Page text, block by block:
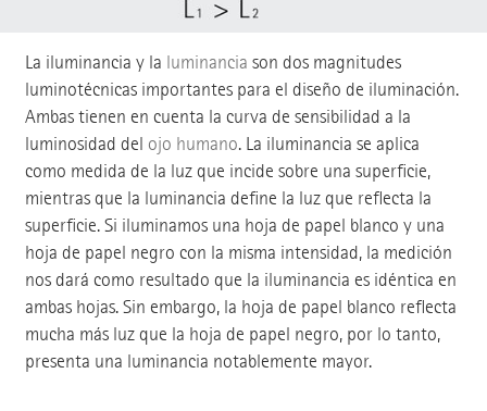
La iluminancia y la luminancia son dos magnitudes
luminotécnicas importantes para el diseño de iluminación.
Ambas tienen en cuenta la curva de sensibilidad a la
luminosidad del ojo humano. La iluminancia se aplica
como medida de la luz que incide sobre una superficie,
mientras que la luminancia define la luz que reflecta la
superficie. Si iluminamos una hoja de papel blanco y una
hoja de papel negro con la misma intensidad, la medición
nos dará como resultado que la iluminancia es idéntica en
ambas hojas. Sin embargo, la hoja de papel blanco reflecta
mucha más luz que la hoja de papel negro, por lo tanto,
presenta una luminancia notablemente mayor.